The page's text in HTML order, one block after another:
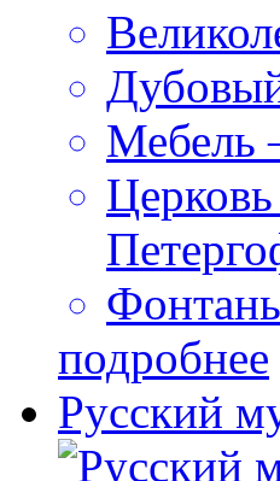
Мебель
подробнее
Русский